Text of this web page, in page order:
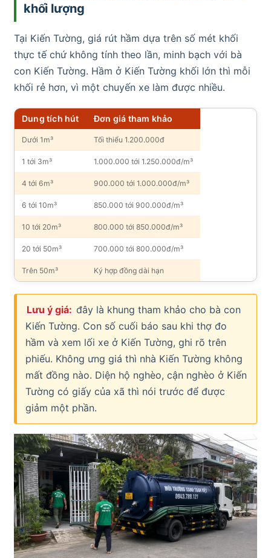
khối lượng
Tại Kiến Tường, giá rút hầm dựa trên số mét khối
thực tế chứ không tính theo lần, minh bạch với bà
con Kiến Tường. Hầm ở Kiến Tường khối lớn thì mỗi
khối rẻ hơn, vì một chuyến xe làm được nhiều.
Dung tích hút Đơn giá tham khảo
Dưới 1m³ Tối thiểu 1.200.000đ
1 tới 3m³ 1.000.000 tới 1.250.000đ/m³
4 tới 6m³ 900.000 tới 1.000.000đ/m³
6 tới 10m³ 850.000 tới 900.000đ/m³
10 tới 20m³ 800.000 tới 850.000đ/m³
20 tới 50m³ 700.000 tới 800.000đ/m³
Trên 50m³ Ký hợp đồng dài hạn
Lưu ý giá: đây là khung tham khảo cho bà con
Kiến Tường. Con số cuối báo sau khi thợ đo
hầm và xem lối xe ở Kiến Tường, ghi rõ trên
phiếu. Không ưng giá thì nhà Kiến Tường không
mất đồng nào. Diện hộ nghèo, cận nghèo ở Kiến
Tường có giấy của xã thì nói trước để được
giảm một phần.